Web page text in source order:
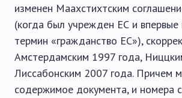
изменен Маахстихтским
(когда был учрежден ЕС и впервые
термин «гражданство ЕС»),
Амстердамским 1997 года,
Лиссабонским 2007 года. Причем
содержимое документа, и номера